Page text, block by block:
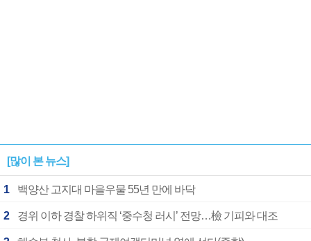
[많이 본 뉴스]
1 백양산 고지대 마을우물 55년 만에 바닥
2 경위 이하 경찰 하위직 ‘중수청 러시’ 전망…檢 기피와 대조